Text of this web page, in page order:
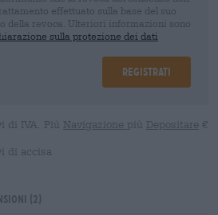
effettuato sulla base del suo
della revoca. Ulteriori informazioni sono
sulla protezione dei dati
Registrati
di IVA. Più Navigazione più Depositare €
di accisa
(2)